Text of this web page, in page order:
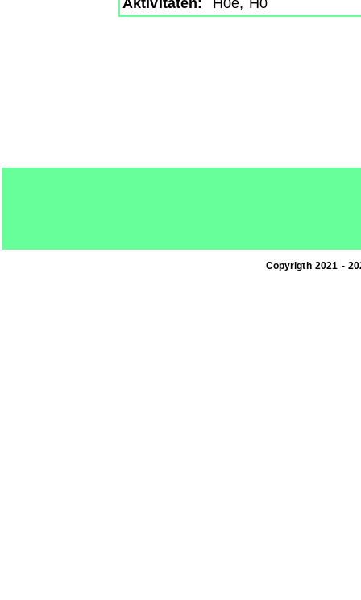
Copyrigth 2021 -